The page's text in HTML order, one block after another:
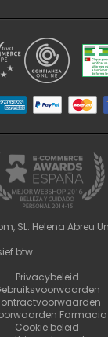
SL. Helena Abreu
btw.
Privacybeleid
Cookie beleid